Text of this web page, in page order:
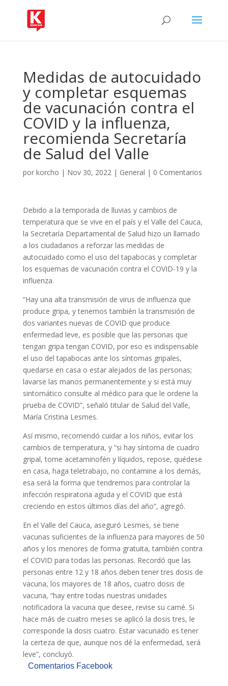
Medidas de autocuidado
y completar esquemas
de vacunación contra el
COVID y la influenza,
recomienda Secretaría
de Salud del Valle
por korcho | Nov 30, 2022| General | 0 Comentarios
Debido a la temporada de lluvias y cambios de
temperatura que se vive en el país y el Valle del Cauca,
la Secretaría Departamental de Salud hizo un llamado
a los ciudadanos a reforzar las medidas de
autocuidado como el uso del tapabocas y completar
los esquemas de vacunación contra el COVID-19 y la
influenza.
“Hay una alta transmisión de virus de influenza que
produce gripa, y tenemos también la transmisión de
dos variantes nuevas de COVID que produce
enfermedad leve, es posible que las personas que
tengan gripa tengan COVID, por eso es indispensable
el uso del tapabocas ante los síntomas gripales,
quedarse en casa o estar alejados de las personas;
lavarse las manos permanentemente y si está muy
sintomático consulte al médico para que le ordene la
prueba de COVID”, señaló titular de Salud del Valle,
María Cristina Lesmes.
Así mismo, recomendó cuidar a los niños, evitar los
cambios de temperatura, y “si hay síntoma de cuadro
gripal, tome acetaminofén y líquidos, repose, quédese
en casa, haga teletrabajo, no contamine a los demás,
esa será la forma que tendremos para controlar la
infección respiratoria aguda y el COVID que está
creciendo en estos últimos días del año”, agregó.
En el Valle del Cauca, aseguró Lesmes, se tiene
vacunas suficientes de la influenza para mayores de 50
años y los menores de forma gratuita, también contra
el COVID para todas las personas. Recordó que las
personas entre 12 y 18 años deben tener tres dosis de
vacuna, los mayores de 18 años, cuatro dosis de
vacuna, “hay entre todas nuestras unidades
notificadora la vacuna que desee, revise su carné. Si
hace más de cuatro meses se aplicó la dosis tres, le
corresponde la dosis cuatro. Estar vacunado es tener
la certeza de que, aunque nos dé la enfermedad, será
leve”, concluyó.
Comentarios Facebook